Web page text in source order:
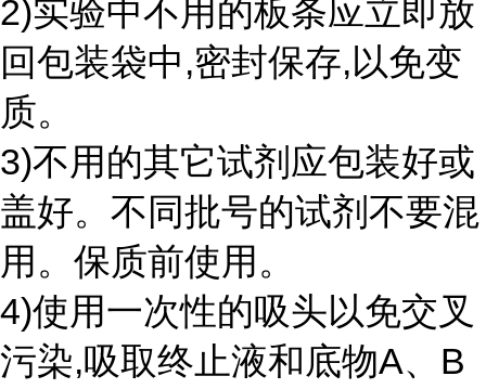
2)实验中不用的板条应立即放
回包装袋中,密封保存,以免变
质。
3)不用的其它试剂应包装好或
盖好。不同批号的试剂不要混
用。保质前使用。
4)使用一次性的吸头以免交叉
污染,吸取终止液和底物A、B